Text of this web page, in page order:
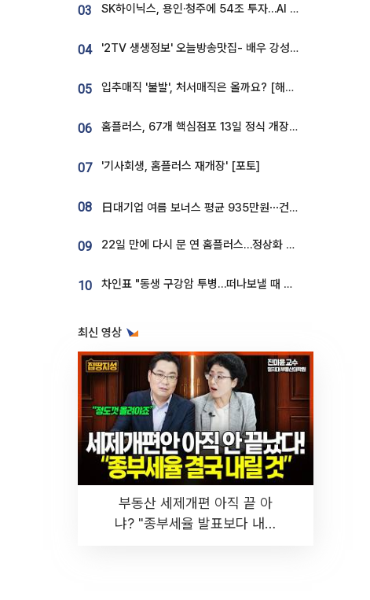
03 SK하이닉스, 용인·청주에 54조 투자…AI 메모리 생산기지 키운다
04 '2TV 생생정보' 오늘방송맛집- 배우 강성진 단골! 쌀국수ㆍ푸팟퐁 커리 맛집 '블○○○'
05 입추매직 '불발', 처서매직은 올까요? [해시태그]
06 홈플러스, 67개 핵심점포 13일 정식 개장…영업 재개 속도
07 '기사회생, 홈플러스 재개장' [포토]
08 日대기업 여름 보너스 평균 935만원⋯건설회사 1800만 넘어
09 22일 만에 다시 문 연 홈플러스…정상화 바쁜데 재고 없어 ‘발동동’[가보니]
10 차인표 "동생 구강암 투병…떠나보낼 때 가장 힘들었다”
최신 영상
부동산 세제개편 아직 끝 아
냐? "종부세율 발표보다 내릴